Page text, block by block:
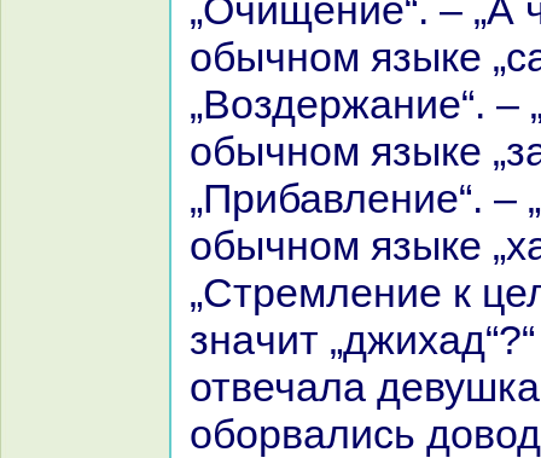
„Очищение“. – „А
обычном языке
„Воздержание“. –
обычном языке
„Прибавление“. –
обычном языке
„Стремление к
знaчит
отвечала
оборвались